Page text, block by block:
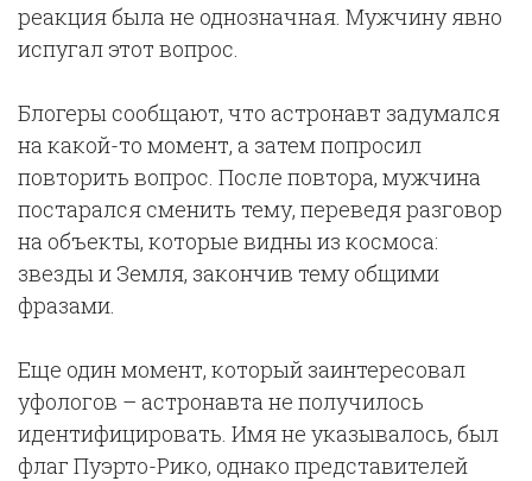
реакция была не однозначная. Мужчину явно
испугал этот вопрос.
Блогеры сообщают, что астронавт задумался
на какой-то момент, а затем попросил
повторить вопрос. После повтора, мужчина
постарался сменить тему, переведя разговор
на объекты, которые видны из космоса:
звезды и Земля, закончив тему общими
фразами.
Еще один момент, который заинтересовал
уфологов – астронавта не получилось
идентифицировать. Имя не указывалось, был
флаг Пуэрто-Рико, однако представителей